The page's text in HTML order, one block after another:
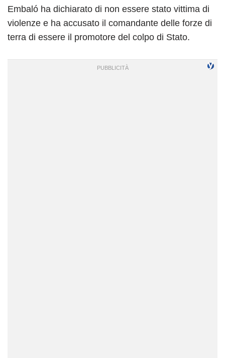
Embaló ha dichiarato di non essere stato vittima di
violenze e ha accusato il comandante delle forze di
terra di essere il promotore del colpo di Stato.